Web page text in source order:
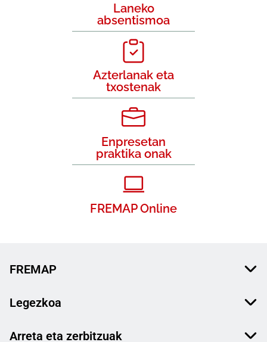
Laneko
absentismoa
Azterlanak eta
txostenak
Enpresetan
praktika onak
FREMAP Online
FREMAP
Legezkoa
Arreta eta zerbitzuak